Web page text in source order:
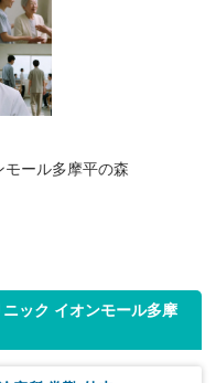
ール多摩平の森
ック イオンモール多摩